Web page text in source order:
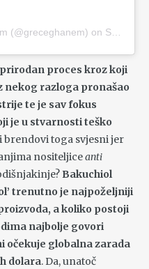
(@greceghanem) on Sep 24, 2020 at 3:26pm PDT
proces kroz koji
nekog razloga pronašao
te je sav fokus
je u stvarnosti teško
brendovi toga svjesni jer
nositeljiceanti
Bakuchiol
trenutno je najpoželjniji
a koliko postoji
najbolje govori
očekuje globalna zarada
dolara. Da, unatoč